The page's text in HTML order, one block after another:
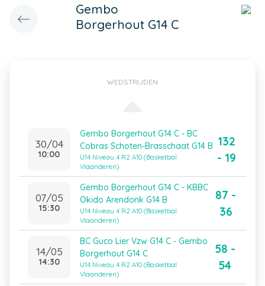
Gembo
Borgerhout G14 C
WEDSTRIJDEN
30/04
10:00
Gembo Borgerhout G14 C - BC
Cobras Schoten-Brasschaat G14 B
U14 Niveau 4 R2 A10 (Basketbal
Vlaanderen)
132
- 19
07/05
15:30
Gembo Borgerhout G14 C - KBBC
Okido Arendonk G14 B
U14 Niveau 4 R2 A10 (Basketbal
Vlaanderen)
87 -
36
14/05
14:30
BC Guco Lier Vzw G14 C - Gembo
Borgerhout G14 C
U14 Niveau 4 R2 A10 (Basketbal
Vlaanderen)
58 -
54